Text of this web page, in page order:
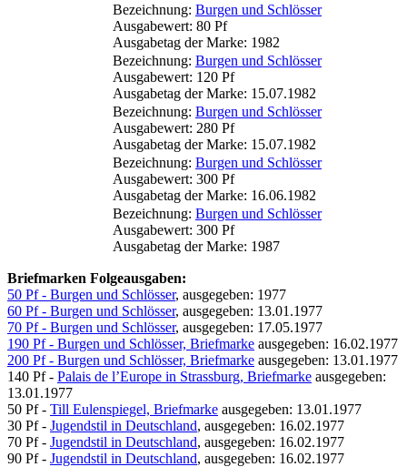
Bezeichnung: Burgen und Schlösser
Ausgabewert: 80 Pf
Ausgabetag der Marke: 1982
Bezeichnung: Burgen und Schlösser
Ausgabewert: 120 Pf
Ausgabetag der Marke: 15.07.1982
Bezeichnung: Burgen und Schlösser
Ausgabewert: 280 Pf
Ausgabetag der Marke: 15.07.1982
Bezeichnung: Burgen und Schlösser
Ausgabewert: 300 Pf
Ausgabetag der Marke: 16.06.1982
Bezeichnung: Burgen und Schlösser
Ausgabewert: 300 Pf
Ausgabetag der Marke: 1987
Briefmarken Folgeausgaben:
50 Pf - Burgen und Schlösser, ausgegeben: 1977
60 Pf - Burgen und Schlösser, ausgegeben: 13.01.1977
70 Pf - Burgen und Schlösser, ausgegeben: 17.05.1977
190 Pf - Burgen und Schlösser, Briefmarke ausgegeben: 16.02.1977
200 Pf - Burgen und Schlösser, Briefmarke ausgegeben: 13.01.1977
140 Pf - Palais de l’Europe in Strassburg, Briefmarke ausgegeben:
13.01.1977
50 Pf - Till Eulenspiegel, Briefmarke ausgegeben: 13.01.1977
30 Pf - Jugendstil in Deutschland, ausgegeben: 16.02.1977
70 Pf - Jugendstil in Deutschland, ausgegeben: 16.02.1977
90 Pf - Jugendstil in Deutschland, ausgegeben: 16.02.1977